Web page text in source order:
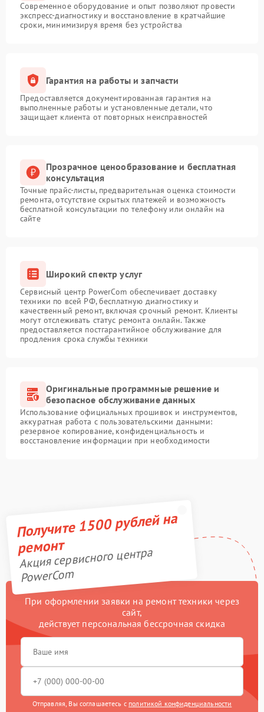
Современное оборудование и опыт позволяют провести
экспресс-диагностику и восстановление в кратчайшие
сроки, минимизируя время без устройства
Гарантия на работы и запчасти
Предоставляется документированная гарантия на
выполненные работы и установленные детали, что
защищает клиента от повторных неисправностей
Прозрачное ценообразование и бесплатная
консультация
Точные прайс-листы, предварительная оценка стоимости
ремонта, отсутствие скрытых платежей и возможность
бесплатной консультации по телефону или онлайн на
сайте
Широкий спектр услуг
Сервисный центр PowerCom обеспечивает доставку
техники по всей РФ, бесплатную диагностику и
качественный ремонт, включая срочный ремонт. Клиенты
могут отслеживать статус ремонта онлайн. Также
предоставляется постгарантийное обслуживание для
продления срока службы техники
Оригинальные программные решение и
безопасное обслуживание данных
Использование официальных прошивок и инструментов,
аккуратная работа с пользовательскими данными:
резервное копирование, конфиденциальность и
восстановление информации при необходимости
Получите 1500 рублей на
ремонт
Акция сервисного центра
PowerCom
При оформлении заявки на ремонт техники через
сайт,
действует персональная бессрочная скидка
Отправляя, Вы соглашаетесь с политикой конфиденциальности